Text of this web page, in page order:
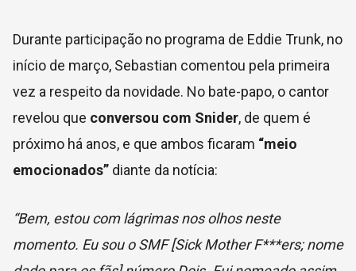
Durante participação no programa de Eddie Trunk, no
início de março, Sebastian comentou pela primeira
vez a respeito da novidade. No bate-papo, o cantor
revelou que conversou com Snider, de quem é
próximo há anos, e que ambos ficaram “meio
emocionados” diante da notícia:
“Bem, estou com lágrimas nos olhos neste
momento. Eu sou o SMF [Sick Mother F***ers; nome